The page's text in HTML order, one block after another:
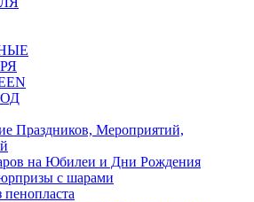
Праздников, Мероприятий,
на Юбилеи и Дни Рождения
с шарами
пенопласта